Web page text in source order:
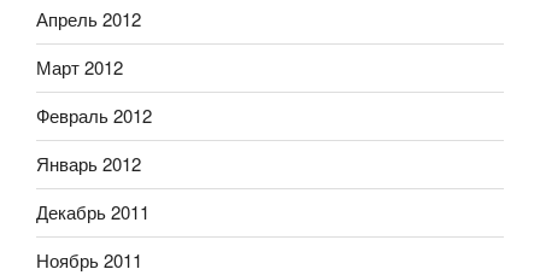
Апрель 2012
Март 2012
Февраль 2012
Январь 2012
Декабрь 2011
Ноябрь 2011